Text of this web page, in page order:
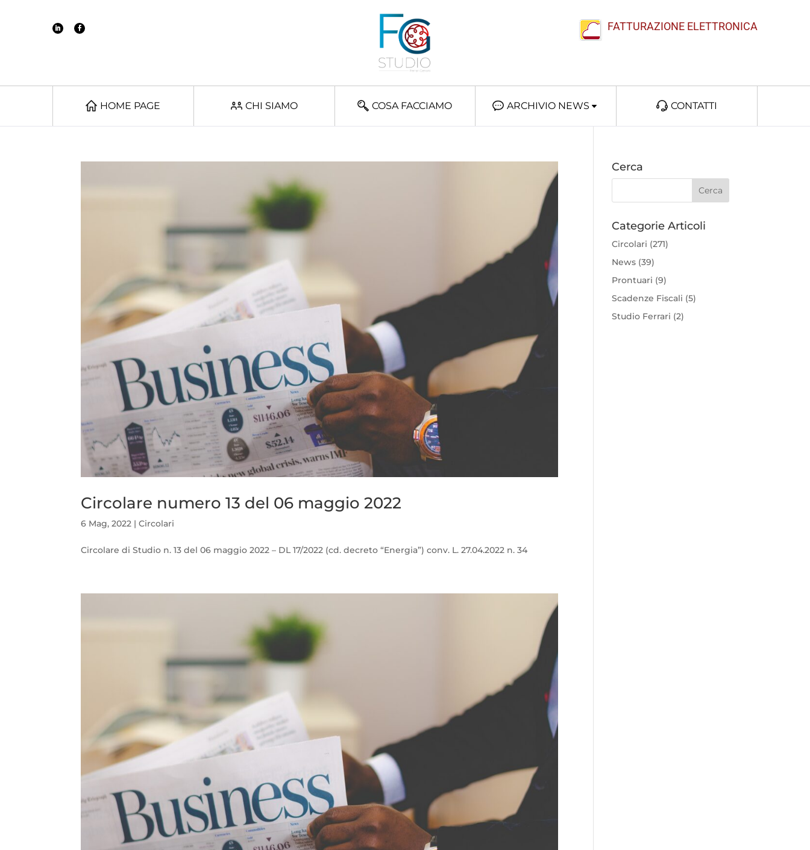
FATTURAZIONE ELETTRONICA
HOME PAGE CHI SIAMO COSA FACCIAMO ARCHIVIO NEWS CONTATTI
Circolare numero 13 del 06 maggio 2022
6 Mag, 2022 |Circolari
Circolare di Studio n. 13 del 06 maggio 2022 – DL 17/2022 (cd. decreto “Energia”) conv. L. 27.04.2022 n. 34
Cerca
Categorie Articoli
Circolari (271)
News (39)
Prontuari (9)
Scadenze Fiscali (5)
Studio Ferrari (2)